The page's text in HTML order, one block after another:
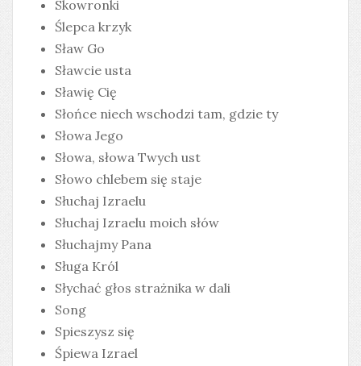
Skowronki
Ślepca krzyk
Sław Go
Sławcie usta
Sławię Cię
Słońce niech wschodzi tam, gdzie ty
Słowa Jego
Słowa, słowa Twych ust
Słowo chlebem się staje
Słuchaj Izraelu
Słuchaj Izraelu moich słów
Słuchajmy Pana
Sługa Król
Słychać głos strażnika w dali
Song
Spieszysz się
Śpiewa Izrael